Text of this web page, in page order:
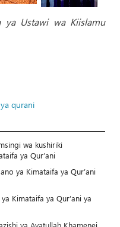
ya Ustawi wa Kiislamu
qurani
wa kushiriki
ya Qur’ani
ya Kimataifa ya Qur’ani
Kimataifa ya Qur’ani ya